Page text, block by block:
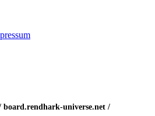
board.rendhark-universe.net /